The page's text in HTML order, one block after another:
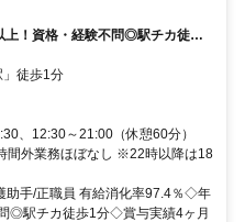
！資格・経験不問◎駅チカ徒歩1
駅・病院・看護助手・正職員】
」徒歩1分
、12:30～21:00（休憩60分）
間外業務ほぼなし ※22時以降は18
助手/正職員 有給消化率97.4％◇年
◎駅チカ徒歩1分◇賞与実績4ヶ月